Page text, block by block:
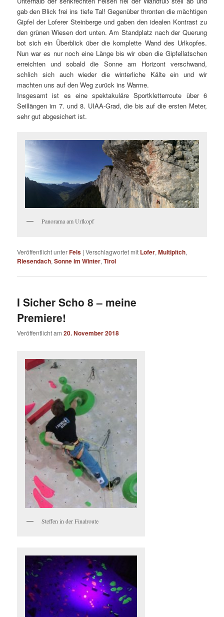
gab den Blick frei ins tiefe Tal! Gegenüber thronten die mächtigen
Gipfel der Loferer Steinberge und gaben den idealen Kontrast zu
den grünen Wiesen dort unten. Am Standplatz nach der Querung
bot sich ein Überblick über die komplette Wand des Urlkopfes.
Nun war es nur noch eine Länge bis wir oben die Gipfellatschen
erreichten und sobald die Sonne am Horizont verschwand,
schlich sich auch wieder die winterliche Kälte ein und wir
machten uns auf den Weg zurück ins Warme.
Insgesamt ist es eine spektakuläre Sportkletterroute über 6
Seillängen im 7. und 8. UIAA-Grad, die bis auf die ersten Meter,
sehr gut abgesichert ist.
Panorama am Urlkopf
Veröffentlicht unterFels |Verschlagwortet mit Lofer,Multipitch,
Riesendach,Sonne im Winter,Tirol
I Sicher Scho 8 – meine
Premiere!
Veröffentlicht am20. November 2018
Steffen in der Finalroute